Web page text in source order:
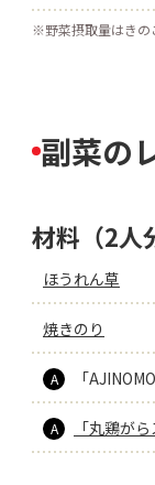
※野菜摂取量はきの
副菜の
材料（2人
ほうれん草
焼きのり
A 「
A 「丸鶏が